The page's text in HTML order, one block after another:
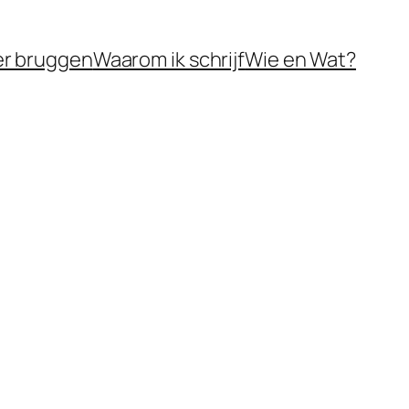
bruggenWaarom ik schrijfWie en Wat?